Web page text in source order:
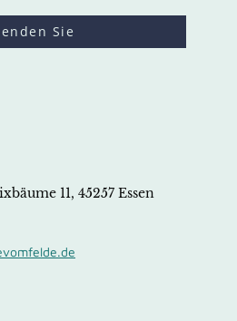
Sie
11, 45257 Essen